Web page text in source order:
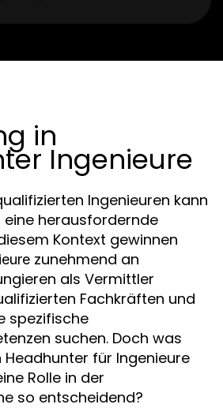
in
Ingenieure
Ingenieuren kann
eine herausfordernde
Kontext gewinnen
zunehmend an
als Vermittler
Fachkräften und
spezifische
suchen. Doch was
für Ingenieure
Rolle in der
so entscheidend?